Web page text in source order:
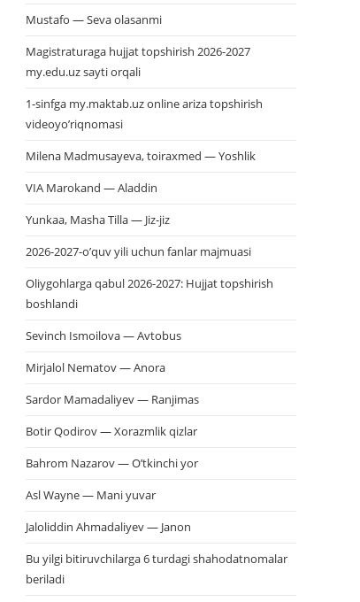
Mustafo — Seva olasanmi
Magistraturaga hujjat topshirish 2026-2027
my.edu.uz sayti orqali
1-sinfga my.maktab.uz online ariza topshirish
videoyo’riqnomasi
Milena Madmusayeva, toiraxmed — Yoshlik
VIA Marokand — Aladdin
Yunkaa, Masha Tilla — Jiz-jiz
2026-2027-o’quv yili uchun fanlar majmuasi
Oliygohlarga qabul 2026-2027: Hujjat topshirish
boshlandi
Sevinch Ismoilova — Avtobus
Mirjalol Nematov — Anora
Sardor Mamadaliyev — Ranjimas
Botir Qodirov — Xorazmlik qizlar
Bahrom Nazarov — O’tkinchi yor
Asl Wayne — Mani yuvar
Jaloliddin Ahmadaliyev — Janon
Bu yilgi bitiruvchilarga 6 turdagi shahodatnomalar
beriladi